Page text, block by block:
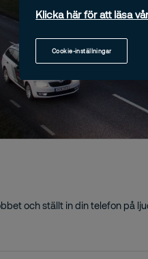
och ställt in din telefon på
Klicka här för att läsa
Cookie-inställningar